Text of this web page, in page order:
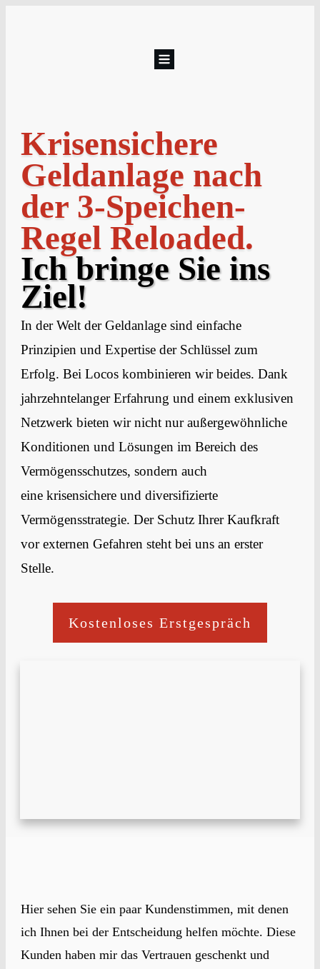
Krisensichere
Geldanlage nach
der 3-Speichen-
Regel Reloaded.
Ich bringe Sie ins
Ziel!
In der Welt der Geldanlage sind einfache
Prinzipien und Expertise der Schlüssel zum
Erfolg. Bei Locos kombinieren wir beides. Dank
jahrzehntelanger Erfahrung und einem exklusiven
Netzwerk bieten wir nicht nuraußergewöhnliche
Konditionen und Lösungen im Bereich des
Vermögensschutzes, sondern auch
eine krisensichere und diversifizierte
Vermögensstrategie. Der Schutz Ihrer Kaufkraft
vor externen Gefahren steht bei uns an erster
Stelle.
Kostenloses Erstgespräch
Hier sehen Sie ein paar Kundenstimmen, mit denen
ich Ihnen bei der Entscheidung helfen möchte. Diese
Kunden haben mir das Vertrauen geschenkt und